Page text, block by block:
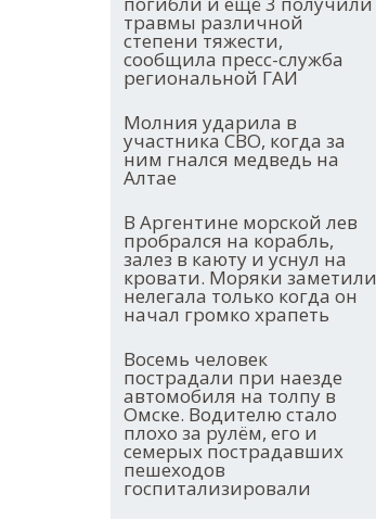
травмы различной
степени тяжести,
сообщила пресс-служба
региональной ГАИ
Молния ударила в
участника СВО, когда за
ним гнался медведь на
Алтае
В Аргентине морской лев
пробрался на корабль,
залез в каюту и уснул на
кровати. Моряки заметили
нелегала только когда он
начал громко храпеть
Восемь человек
пострадали при наезде
автомобиля на толпу в
Омске. Водителю стало
плохо за рулём, его и
семерых пострадавших
пешеходов
госпитализировали